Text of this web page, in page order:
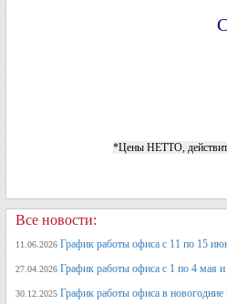
*Цены НЕТТО,
Все новости:
11.06.2026 График работы офиса с 11 по 15
27.04.2026 График работы офиса с 1 по 4 мая
30.12.2025 График работы офиса в новогодние